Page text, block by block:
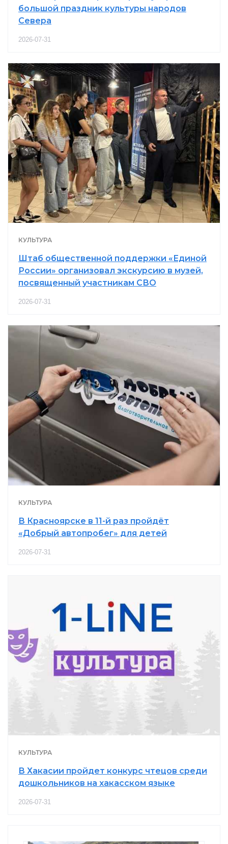
большой праздник культуры народов
Севера
2026-07-31
КУЛЬТУРА
Штаб общественной поддержки «Единой
России» организовал экскурсию в музей,
посвященный участникам СВО
2026-07-31
КУЛЬТУРА
В Красноярске в 11-й раз пройдёт
«Добрый автопробег» для детей
2026-07-31
КУЛЬТУРА
В Хакасии пройдет конкурс чтецов среди
дошкольников на хакасском языке
2026-07-31